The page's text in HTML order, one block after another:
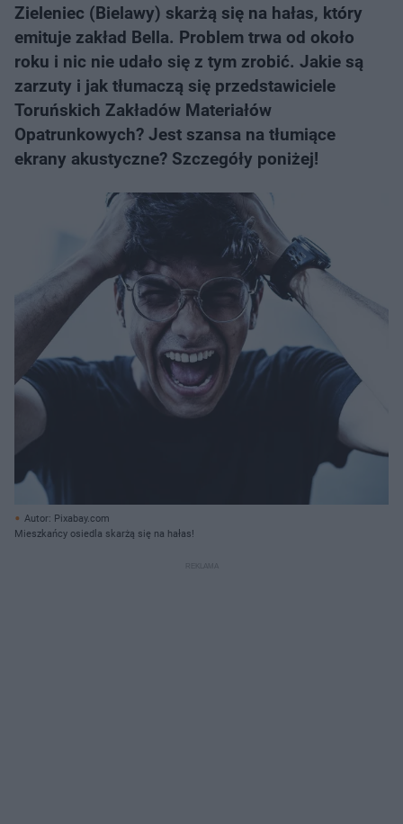
Zieleniec (Bielawy) skarżą się na hałas, który
emituje zakład Bella. Problem trwa od około
roku i nic nie udało się z tym zrobić. Jakie są
zarzuty i jak tłumaczą się przedstawiciele
Toruńskich Zakładów Materiałów
Opatrunkowych? Jest szansa na tłumiące
ekrany akustyczne? Szczegóły poniżej!
Autor: Pixabay.com
Mieszkańcy osiedla skarżą się na hałas!